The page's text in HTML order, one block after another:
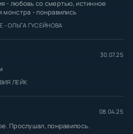
- любовь со смертью, истинное
монстра - понравились
- ОЛЬГА ГУСЕЙНОВА
30.07.25
ЛЕЙК
08.04.25
Прослушал, понравилось.